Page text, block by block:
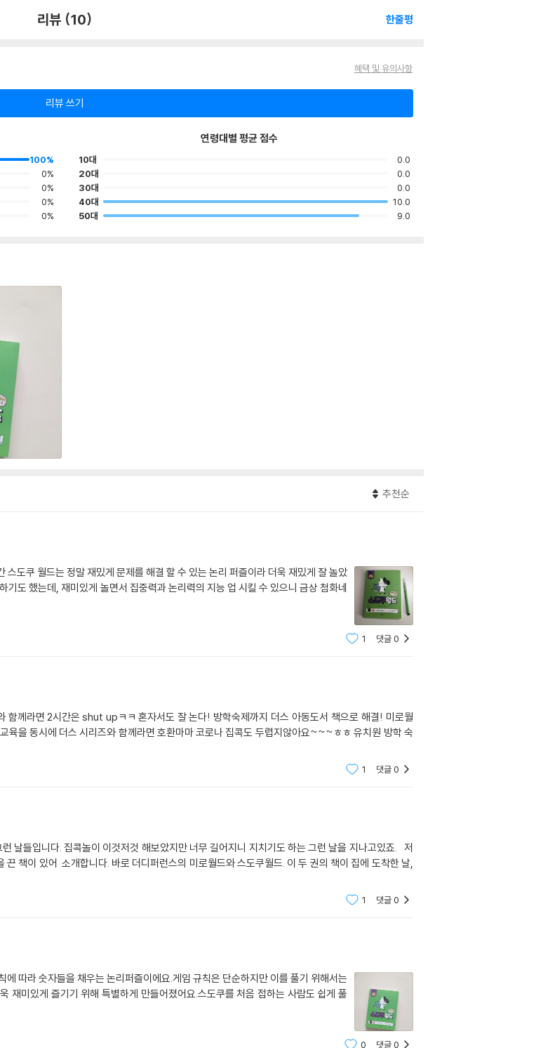
리뷰 (10) 한줄평
혜택 및 유의사항
리뷰 쓰기
100%
0%
0%
0%
0%
연령대별 평균 점수
10대
0.0
20대
0.0
30대
0.0
40대
10.0
50대
9.0
추천순
도쿠 월드는 정말 재밌게 문제를 해결 할 수 있는 논리 퍼즐이라 더욱 재밌게 잘 놀았
도 했는데, 재미있게 놀면서 집중력과 논리력의 지능 업 시킬 수 있으니 금상 첨화네
1 댓글0
1 댓글0
1 댓글0
따라 숫자들을 채우는 논리퍼즐이에요.게임 규칙은 단순하지만 이를 풀기 위해서는
재미있게 즐기기 위해 특별하게 만들어졌어요.스도쿠를 처음 접하는 사람도 쉽게 풀
0 댓글0